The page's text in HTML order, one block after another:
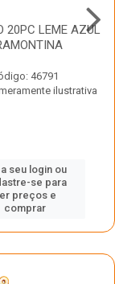
20PC LEME AZUL
46791
ilustrativa
seu login ou
se para
preços e
comprar